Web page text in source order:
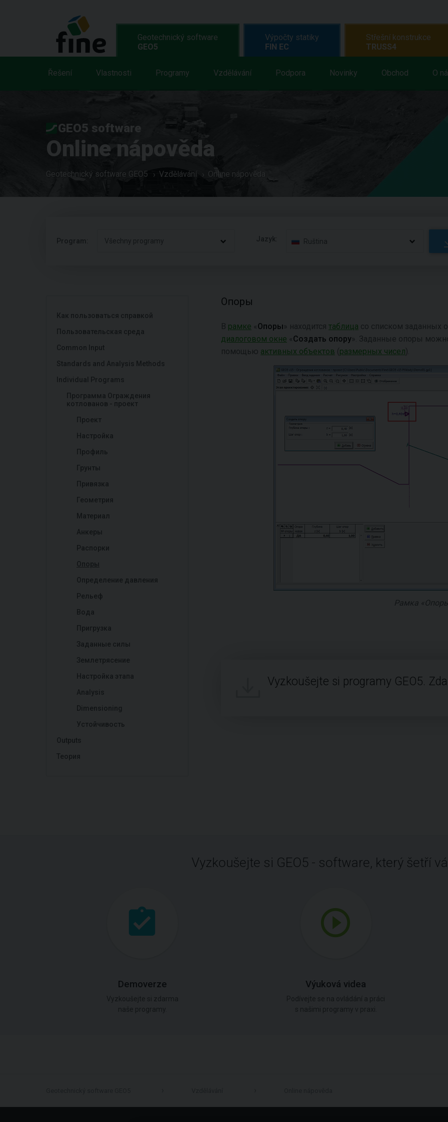
Geotechnický software
GEO5
Řešení Vlastnosti Programy Vzdělávání Podpora Novinky Obchod O
Výpočty statiky
FIN EC
Střešní konstrukce
TRUSS4
GEO5 software
Online nápověda
Geotechnický software GEO5 Vzdělávání Online nápověda
Program: Všechny programy Jazyk: Ruština
Как пользоваться справкой
Пользовательская среда
Common Input
Standards and Analysis Methods
Individual Programs
Программа Ограждения
котлованов - проект
Проект
Настройка
Профиль
Грунты
Привязка
Геометрия
Материал
Анкеры
Распорки
Опоры
Определение давления
Рельеф
Вода
Пригрузка
Заданные силы
Землетрясение
Настройка этапа
Analysis
Dimensioning
Устойчивость
Outputs
Теория
Опоры
В рамке « Опоры » находится таблица со списком заданных
диалоговом окне « Создать опору ». Заданные опоры
помощью активных объектов ( размерных чисел).
Рамка
Vyzkoušejte si programy GEO5.
Vyzkoušejte si GEO5 - software, který šetří
Demoverze Výuková videa